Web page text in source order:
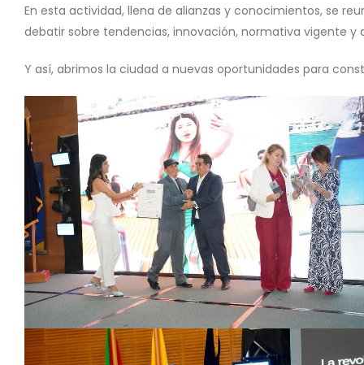
En esta actividad, llena de alianzas y conocimientos, se
debatir sobre tendencias, innovación, normativa vigente y
Y así, abrimos la ciudad a nuevas oportunidades para